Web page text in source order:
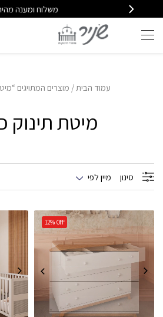
משלוח ומענה מהיר - 08-6715610
עמוד הבית/ מוצרים המתויגים
מיטת תינוק
סינון מיין לפי
12% OFF